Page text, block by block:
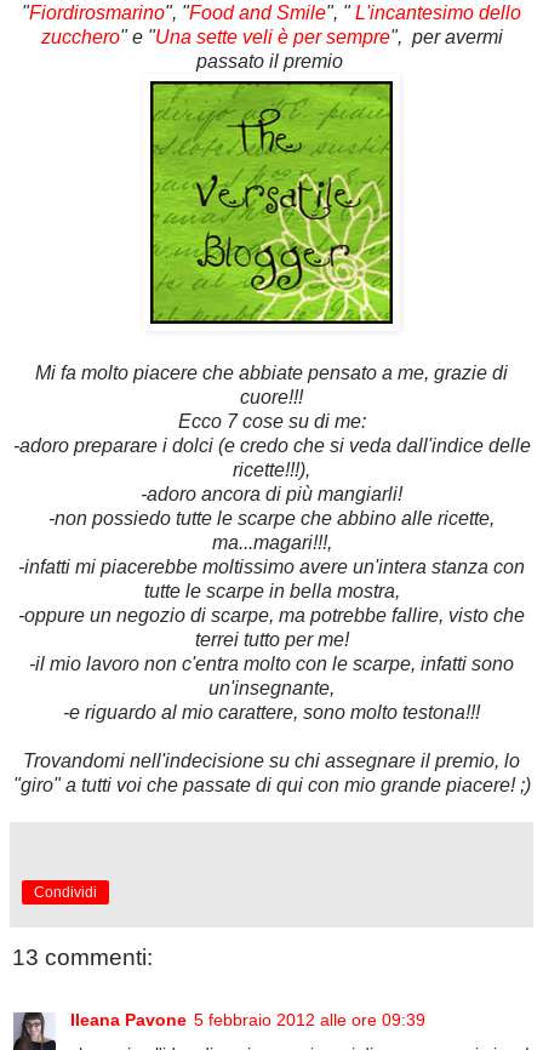
"Fiordirosmarino", "Food and Smile", "L'incantesimo dello
zucchero" e "Una sette veli è per sempre", per avermi
passato il premio
Mi fa molto piacere che abbiate pensato a me, grazie di
cuore!!!
Ecco 7 cose su di me:
-adoro preparare i dolci (e credo che si veda dall'indice delle
ricette!!!),
-adoro ancora di più mangiarli!
-non possiedo tutte le scarpe che abbino alle ricette,
ma...magari!!!,
-infatti mi piacerebbe moltissimo avere un'intera stanza con
tutte le scarpe in bella mostra,
-oppure un negozio di scarpe, ma potrebbe fallire, visto che
terrei tutto per me!
-il mio lavoro non c'entra molto con le scarpe, infatti sono
un'insegnante,
-e riguardo al mio carattere, sono molto testona!!!
Trovandomi nell'indecisione su chi assegnare il premio, lo
"giro" a tutti voi che passate di qui con mio grande piacere! ;)
Condividi
13 commenti:
Ileana Pavone 5 febbraio 2012 alle ore 09:39